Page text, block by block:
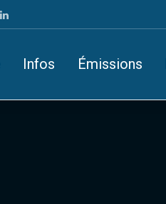
Infos Émissions